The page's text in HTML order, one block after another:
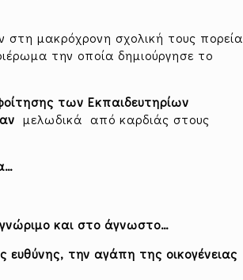
μακρόχρονη σχολική τους πορεία
την οποία δημιούργησε το
των Εκπαιδευτηρίων
μελωδικά από καρδιάς στους
και στο άγνωστο…
την αγάπη της οικογένειας